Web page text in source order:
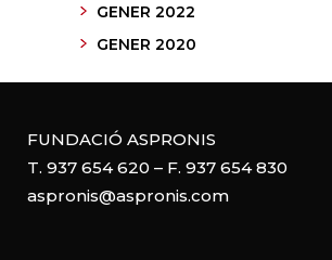
GENER 2022
GENER 2020
FUNDACIÓ ASPRONIS
T. 937 654 620 – F. 937 654 830
aspronis@aspronis.com